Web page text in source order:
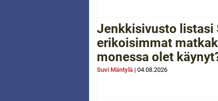
Jenkkisivusto listasi
erikoisimmat
monessa olet
Suvi Mäntylä | 04.08.2026